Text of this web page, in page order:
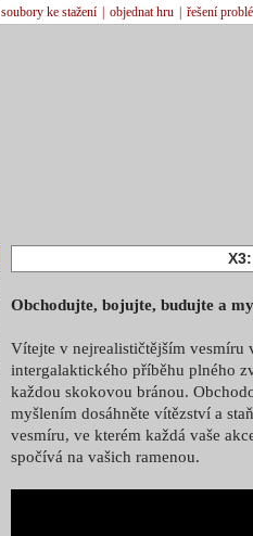
soubory ke stažení objednat hru řešení
Obchodujte, bojujte, budujte a
Vítejte v nejrealističtějším vesmíru
intergalaktického příběhu plného
každou skokovou bránou.
myšlením dosáhněte vítězství a
vesmíru, ve kterém každá vaše
spočívá na vašich ramenou.